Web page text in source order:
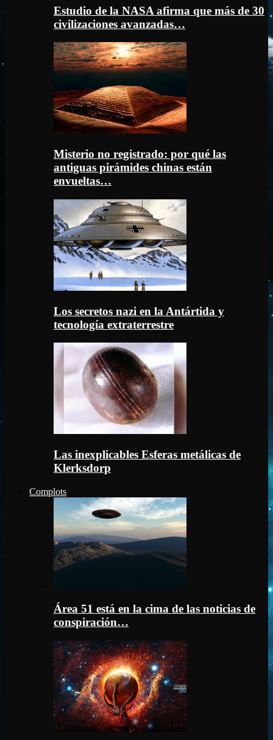
Estudio de la NASA afirma que más de 30
civilizaciones avanzadas…
Misterio no registrado: por qué las
antiguas pirámides chinas están
envueltas…
Los secretos nazi en la Antártida y
tecnología extraterrestre
Las inexplicables Esferas metálicas de
Klerksdorp
Complots
Área 51 está en la cima de las noticias de
conspiración…